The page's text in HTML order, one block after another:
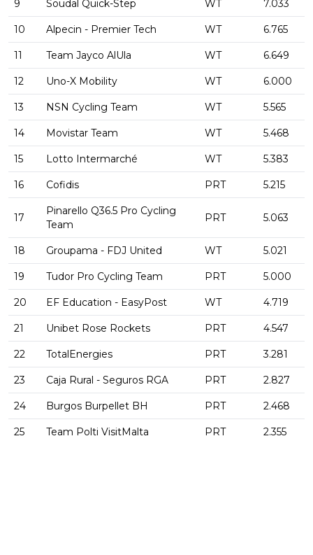
9 Soudal Quick-Step WT 7.033
10 Alpecin - Premier Tech WT 6.765
11 Team Jayco AlUla WT 6.649
12 Uno-X Mobility WT 6.000
13 NSN Cycling Team WT 5.565
14 Movistar Team WT 5.468
15 Lotto Intermarché WT 5.383
16 Cofidis PRT 5.215
17
Pinarello Q36.5 Pro Cycling
Team
PRT 5.063
18 Groupama - FDJ United WT 5.021
19 Tudor Pro Cycling Team PRT 5.000
20 EF Education - EasyPost WT 4.719
21 Unibet Rose Rockets PRT 4.547
22 TotalEnergies PRT 3.281
23 Caja Rural - Seguros RGA PRT 2.827
24 Burgos Burpellet BH PRT 2.468
25 Team Polti VisitMalta PRT 2.355